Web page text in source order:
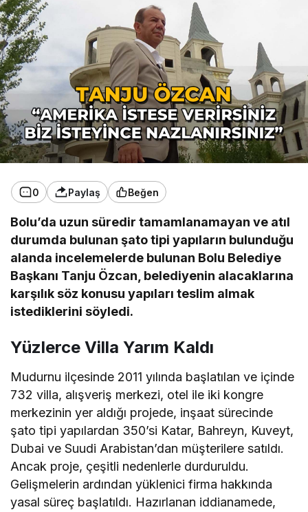
0 Paylaş Beğen
Bolu’da uzun süredir tamamlanamayan ve atıl
durumda bulunan şato tipi yapıların bulunduğu
alanda incelemelerde bulunan Bolu Belediye
Başkanı Tanju Özcan, belediyenin alacaklarına
karşılık söz konusu yapıları teslim almak
istediklerini söyledi.
Yüzlerce Villa Yarım Kaldı
Mudurnu ilçesinde 2011 yılında başlatılan ve içinde
732 villa, alışveriş merkezi, otel ile iki kongre
merkezinin yer aldığı projede, inşaat sürecinde
şato tipi yapılardan 350’si Katar, Bahreyn, Kuveyt,
Dubai ve Suudi Arabistan’dan müşterilere satıldı.
Ancak proje, çeşitli nedenlerle durduruldu.
Gelişmelerin ardından yüklenici firma hakkında
yasal süreç başlatıldı. Hazırlanan iddianamede,